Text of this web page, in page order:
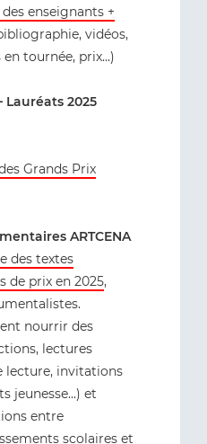
enseignants +
vidéos,
tournée, prix...)
2025
Grands Prix
ARTCENA
des textes
de prix en 2025,
nourrir des
lectures
lecture, invitations
jeunesse...) et
entre
scolaires et